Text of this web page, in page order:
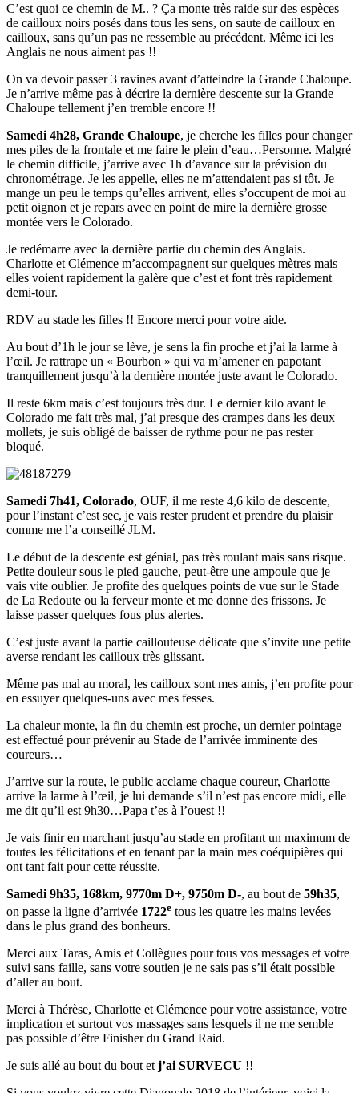
C’est quoi ce chemin de M.. ? Ça monte très raide sur des espèces
de cailloux noirs posés dans tous les sens, on saute de cailloux en
cailloux, sans qu’un pas ne ressemble au précédent. Même ici les
Anglais ne nous aiment pas !!
On va devoir passer 3 ravines avant d’atteindre la Grande Chaloupe.
Je n’arrive même pas à décrire la dernière descente sur la Grande
Chaloupe tellement j’en tremble encore !!
Samedi 4h28, Grande Chaloupe, je cherche les filles pour changer
mes piles de la frontale et me faire le plein d’eau…Personne. Malgré
le chemin difficile, j’arrive avec 1h d’avance sur la prévision du
chronométrage. Je les appelle, elles ne m’attendaient pas si tôt. Je
mange un peu le temps qu’elles arrivent, elles s’occupent de moi au
petit oignon et je repars avec en point de mire la dernière grosse
montée vers le Colorado.
Je redémarre avec la dernière partie du chemin des Anglais.
Charlotte et Clémence m’accompagnent sur quelques mètres mais
elles voient rapidement la galère que c’est et font très rapidement
demi-tour.
RDV au stade les filles !! Encore merci pour votre aide.
Au bout d’1h le jour se lève, je sens la fin proche et j’ai la larme à
l’œil. Je rattrape un « Bourbon » qui va m’amener en papotant
tranquillement jusqu’à la dernière montée juste avant le Colorado.
Il reste 6km mais c’est toujours très dur. Le dernier kilo avant le
Colorado me fait très mal, j’ai presque des crampes dans les deux
mollets, je suis obligé de baisser de rythme pour ne pas rester
bloqué.
Samedi 7h41, Colorado, OUF, il me reste 4,6 kilo de descente,
pour l’instant c’est sec, je vais rester prudent et prendre du plaisir
comme me l’a conseillé JLM.
Le début de la descente est génial, pas très roulant mais sans risque.
Petite douleur sous le pied gauche, peut-être une ampoule que je
vais vite oublier. Je profite des quelques points de vue sur le Stade
de La Redoute ou la ferveur monte et me donne des frissons. Je
laisse passer quelques fous plus alertes.
C’est juste avant la partie caillouteuse délicate que s’invite une petite
averse rendant les cailloux très glissant.
Même pas mal au moral, les cailloux sont mes amis, j’en profite pour
en essuyer quelques-uns avec mes fesses.
La chaleur monte, la fin du chemin est proche, un dernier pointage
est effectué pour prévenir au Stade de l’arrivée imminente des
coureurs…
J’arrive sur la route, le public acclame chaque coureur, Charlotte
arrive la larme à l’œil, je lui demande s’il n’est pas encore midi, elle
me dit qu’il est 9h30…Papa t’es à l’ouest !!
Je vais finir en marchant jusqu’au stade en profitant un maximum de
toutes les félicitations et en tenant par la main mes coéquipières qui
ont tant fait pour cette réussite.
Samedi 9h35, 168km, 9770m D+, 9750m D-, au bout de 59h35,
on passe la ligne d’arrivée 1722e tous les quatre les mains levées
dans le plus grand des bonheurs.
Merci aux Taras, Amis et Collègues pour tous vos messages et votre
suivi sans faille, sans votre soutien je ne sais pas s’il était possible
d’aller au bout.
Merci à Thérèse, Charlotte et Clémence pour votre assistance, votre
implication et surtout vos massages sans lesquels il ne me semble
pas possible d’être Finisher du Grand Raid.
Je suis allé au bout du bout et j’ai SURVECU !!